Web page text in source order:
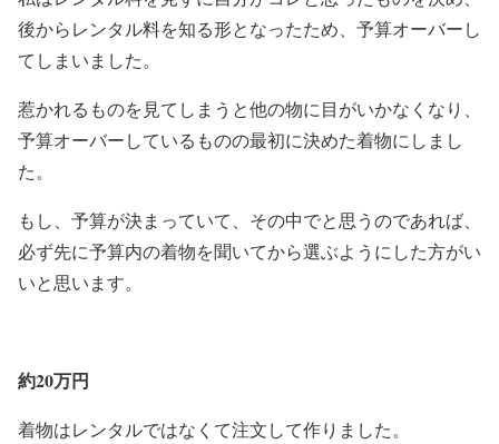
後からレンタル料を知る形となったため、予算オーバーし
てしまいました。
惹かれるものを見てしまうと他の物に目がいかなくなり、
予算オーバーしているものの最初に決めた着物にしまし
た。
もし、予算が決まっていて、その中でと思うのであれば、
必ず先に予算内の着物を聞いてから選ぶようにした方がい
いと思います。
約20万円
着物はレンタルではなくて注文して作りました。